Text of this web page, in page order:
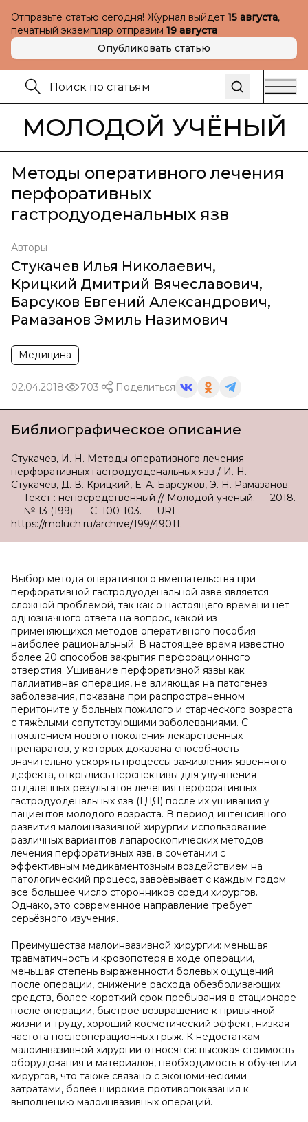
Отправьте статью сегодня! Журнал выйдет 15 августа,
печатный экземпляр отправим 19 августа
Опубликовать статью
МОЛОДОЙ УЧЁНЫЙ
Методы оперативного лечения
перфоративных
гастродуоденальных язв
Авторы
Стукачев Илья Николаевич,
Крицкий Дмитрий Вячеславович,
Барсуков Евгений Александрович,
Рамазанов Эмиль Назимович
Медицина
02.04.2018 703 Поделиться
Библиографическое описание
Стукачев, И. Н. Методы оперативного лечения
перфоративных гастродуоденальных язв / И. Н.
Стукачев, Д. В. Крицкий, Е. А. Барсуков, Э. Н. Рамазанов.
— Текст : непосредственный // Молодой ученый. — 2018.
— № 13 (199). — С. 100-103. — URL:
https://moluch.ru/archive/199/49011.
Выбор метода оперативного вмешательства при
перфоративной гастродуоденальной язве является
сложной проблемой, так как о настоящего времени нет
однозначного ответа на вопрос, какой из
применяющихся методов оперативного пособия
наиболее рациональный. В настоящее время известно
более 20 способов закрытия перфорационного
отверстия. Ушивание перфоративной язвы как
паллиативная операция, не влияющая на патогенез
заболевания, показана при распространенном
перитоните у больных пожилого и старческого возраста
с тяжёлыми сопутствующими заболеваниями. С
появлением нового поколения лекарственных
препаратов, у которых доказана способность
значительно ускорять процессы заживления язвенного
дефекта, открылись перспективы для улучшения
отдаленных результатов лечения перфоративных
гастродуоденальных язв (ГДЯ) после их ушивания у
пациентов молодого возраста. В период интенсивного
развития малоинвазивной хирургии использование
различных вариантов лапароскопических методов
лечения перфоративных язв, в сочетании с
эффективным медикаментозным воздействием на
патологический процесс, завоёвывает с каждым годом
все большее число сторонников среди хирургов.
Однако, это современное направление требует
серьёзного изучения.
Преимущества малоинвазивной хирургии: меньшая
травматичность и кровопотеря в ходе операции,
меньшая степень выраженности болевых ощущений
после операции, снижение расхода обезболивающих
средств, более короткий срок пребывания в стационаре
после операции, быстрое возвращение к привычной
жизни и труду, хороший косметический эффект, низкая
частота послеоперационных грыж. К недостаткам
малоинвазивной хирургии относятся: высокая стоимость
оборудования и материалов, необходимость в обучении
хирургов, что также связано с экономическими
затратами, более широкие противопоказания к
выполнению малоинвазивных операций.